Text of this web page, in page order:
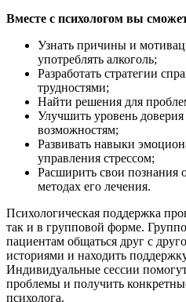
Вместе с психологом вы
Узнать причины и
употреблять алкоголь;
Разработать стратегии
трудностями;
Найти решения для
Улучшить уровень
возможностям;
Развивать навыки
управления стрессом;
Расширить свои познания
методах его лечения.
Психологическая поддержка
так и в групповой форме.
пациентам общаться друг с
историями и находить
Индивидуальные сессии
проблемы и получить
психолога.